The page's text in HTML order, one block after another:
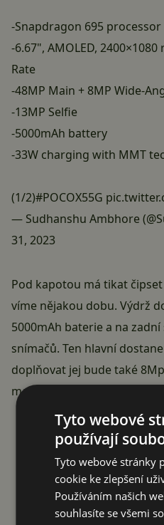
-Snapdragon 695 processor
-6.67", AMOLED,
Rate
-48MP Main + 8MP Wide-
-13MP Selfie
-5000mAh battery
-33W charging with MMT
(1/2)#POCOX55G
— Sudhanshu Ambhore
31, 2023
Pod kapotou má tikat čipset
víme nějakou dobu. Výdrž
5000mAh baterie a na
snímačů. Ten hlavní
doplňovat jej bude také
makro kamerka.
Tyto webové
používají
Tyto webové stránky
cookie ke zlepšení
Používáním našich
souhlasíte se všemi